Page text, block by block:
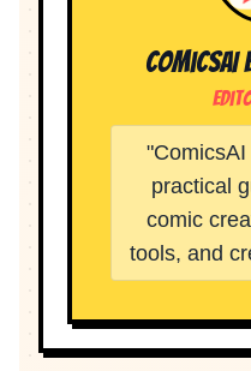
ComicsAI
"
practical
comic
tools, and